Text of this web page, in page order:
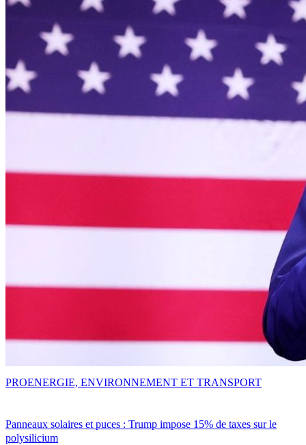
Panneaux solaires et puces : Trump impose 15% de taxes sur le
polysilicium
PROENERGIE, ENVIRONNEMENT ET TRANSPORT